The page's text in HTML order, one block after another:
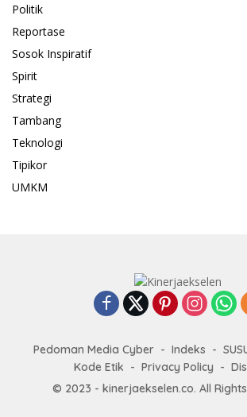
Politik
Reportase
Sosok Inspiratif
Spirit
Strategi
Tambang
Teknologi
Tipikor
UMKM
Pedoman Media Cyber Indeks
Kode Etik
Privacy Policy
© 2023 - kinerjaekselen.co. All